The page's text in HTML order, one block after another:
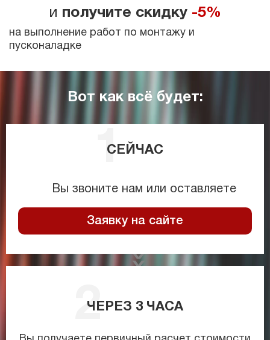
и получите скидку -5%
на выполнение работ по монтажу и
пусконаладке
Вот как всё будет:
СЕЙЧАС
Вы звоните нам или оставляете
Заявку на сайте
ЧЕРЕЗ 3 ЧАСА